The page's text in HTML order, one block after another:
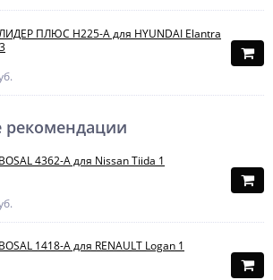
ПЛЮС H225-A для HYUNDAI Elantra
рекомендации
4362-A для Nissan Tiida 1
1418-A для RENAULT Logan 1